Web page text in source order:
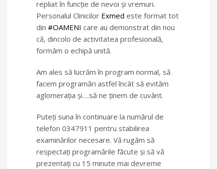
repliat în funcţie de nevoi şi vremuri.
Personalul Clinicilor Exmed este format tot
din #OAMENI care au demonstrat din nou
că, dincolo de activitatea profesională,
formăm o echipă unită.
Am ales să lucrăm în program normal, să
facem programări astfel încât să evităm
aglomeraţia şi….să ne ţinem de cuvânt.
Puteţi suna în continuare la numărul de
telefon 0347911 pentru stabilirea
examinărilor necesare. Vă rugăm să
respectați programările făcute și să vă
prezentați cu 15 minute mai devreme